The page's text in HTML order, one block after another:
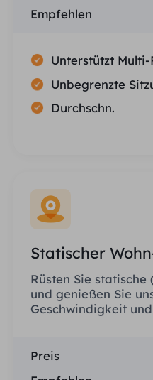
Empfehlen
Unterstützt
Unbegrenzte
Durchschn.
Statischer
Rüsten Sie
und genießen Sie
Geschwindigkeit
Preis